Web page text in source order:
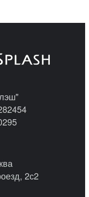
2с2